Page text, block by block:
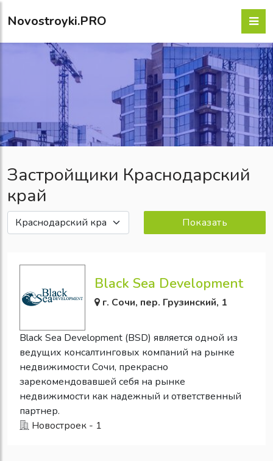
Novostroyki.PRO
Застройщики Краснодарский
край
Показать
Black Sea Development
г. Сочи, пер. Грузинский, 1
Black Sea Development (BSD) является одной из
ведущих консалтинговых компаний на рынке
недвижимости Сочи, прекрасно
зарекомендовавшей себя на рынке
недвижимости как надежный и ответственный
партнер.
Новостроек - 1